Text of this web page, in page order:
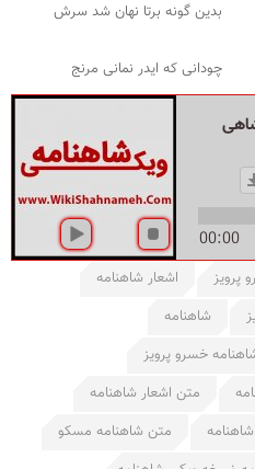
بدین گونه برتا نهان شد سرش
چودانی که ایدر نمانی مرنج
00:00
پرویز
اشعار شاهنامه
شاهنامه
خسرو پرویز
متن اشعار شاهنامه
متن شاهنامه مسکو